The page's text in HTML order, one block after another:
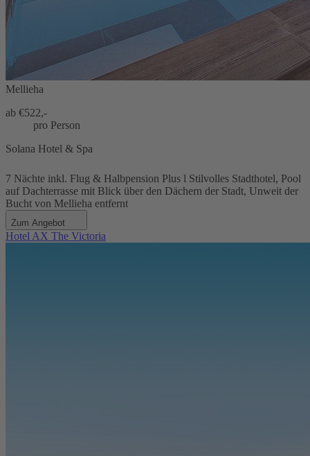
Mellieha
ab €522,-
pro Person
Solana Hotel & Spa
7 Nächte inkl. Flug & Halbpension Plus l Stilvolles Stadthotel, Pool
auf Dachterrasse mit Blick über den Dächern der Stadt, Unweit der
Bucht von Mellieha entfernt
Zum Angebot
Hotel AX The Victoria